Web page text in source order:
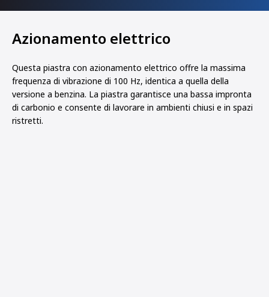
Azionamento elettrico
Questa piastra con azionamento elettrico offre la massima
frequenza di vibrazione di 100 Hz, identica a quella della
versione a benzina. La piastra garantisce una bassa impronta
di carbonio e consente di lavorare in ambienti chiusi e in spazi
ristretti.